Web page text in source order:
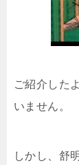
ご紹介した
いません。
しかし、舒